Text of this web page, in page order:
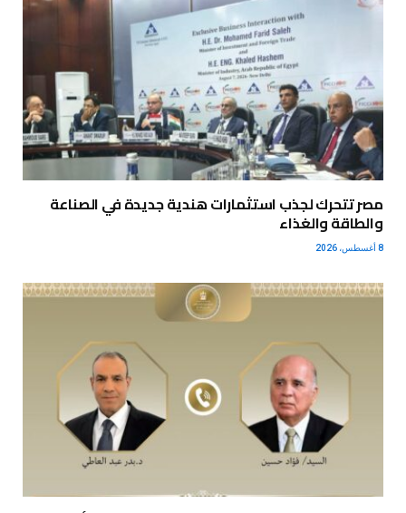
مصر تتحرك لجذب استثمارات هندية جديدة في الصناعة
والطاقة والغذاء
8 أغسطس، 2026